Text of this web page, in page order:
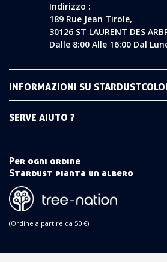
Indirizzo :
189 Rue Jean Tirole,
30126 ST LAURENT DES
Dalle 8:00 Alle 16:00 Dal
INFORMAZIONI SU
SERVE AIUTO ?
Per ogni ordine
Stardust pianta un albero
(Ordine a partire da 50 €)